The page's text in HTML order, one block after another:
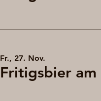
Fr., 27. Nov.
Fritigsbier am